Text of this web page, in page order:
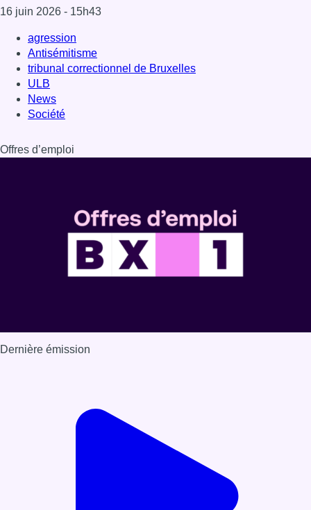
16 juin 2026 - 15h43
agression
Antisémitisme
tribunal correctionnel de Bruxelles
ULB
News
Société
Offres d’emploi
Dernière émission